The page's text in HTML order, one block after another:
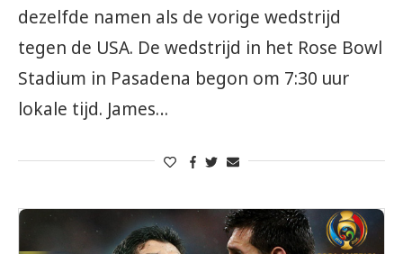
dezelfde namen als de vorige wedstrijd
tegen de USA. De wedstrijd in het Rose Bowl
Stadium in Pasadena begon om 7:30 uur
lokale tijd. James…